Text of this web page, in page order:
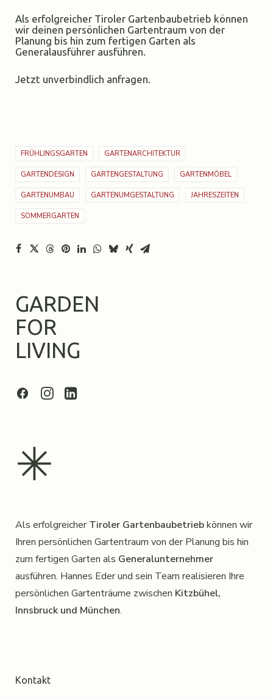
Als erfolgreicher Tiroler Gartenbaubetrieb können
wir deinen persönlichen Gartentraum von der
Planung bis hin zum fertigen Garten als
Generalausführer ausführen.
Jetzt unverbindlich anfragen.
FRÜHLINGSGARTEN GARTENARCHITEKTUR
GARTENDESIGN GARTENGESTALTUNG GARTENMÖBEL
GARTENUMBAU GARTENUMGESTALTUNG JAHRESZEITEN
SOMMERGARTEN
GARDEN
FOR
LIVING
✳︎
Als erfolgreicherTiroler Gartenbaubetriebkönnen wir
Ihren persönlichen Gartentraum von der Planung bis hin
zum fertigen Garten als Generalunternehmer
ausführen. Hannes Eder und sein Team realisieren Ihre
persönlichen Gartenträume zwischen Kitzbühel,
Innsbruck und München.
Kontakt